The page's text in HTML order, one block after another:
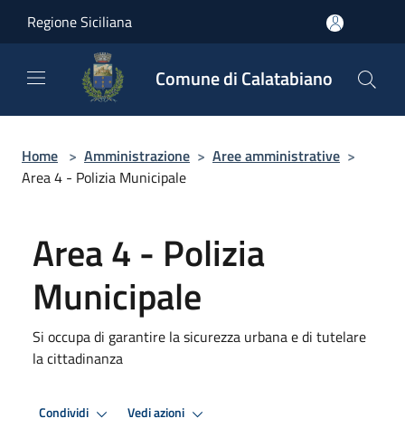
Regione Siciliana
Comune di Calatabiano
Home > Amministrazione > Aree amministrative >
Area 4 - Polizia Municipale
Area 4 - Polizia
Municipale
Si occupa di garantire la sicurezza urbana e di tutelare
la cittadinanza
Condividi Vedi azioni